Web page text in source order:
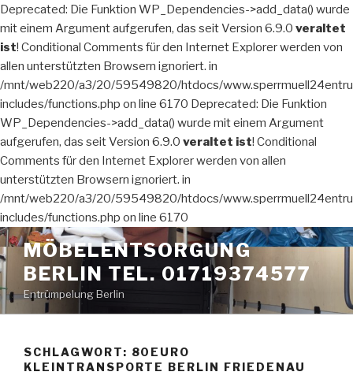
Deprecated: Die Funktion WP_Dependencies->add_data() wurde
mit einem Argument aufgerufen, das seit Version 6.9.0 veraltet
ist! Conditional Comments für den Internet Explorer werden von
allen unterstützten Browsern ignoriert. in
/mnt/web220/a3/20/59549820/htdocs/
includes/functions.php on line 6170 Deprecated: Die Funktion
WP_Dependencies->add_data() wurde mit einem Argument
aufgerufen, das seit Version 6.9.0 veraltet ist! Conditional
Comments für den Internet Explorer werden von allen
unterstützten Browsern ignoriert. in
/mnt/web220/a3/20/59549820/htdocs/
includes/functions.php on line 6170
Zum
Inhalt
springen
MÖBELENTSORGUNG
BERLIN TEL. 01719374577
Entrümpelung Berlin
SCHLAGWORT: 80EURO
KLEINTRANSPORTE BERLIN FRIEDENAU